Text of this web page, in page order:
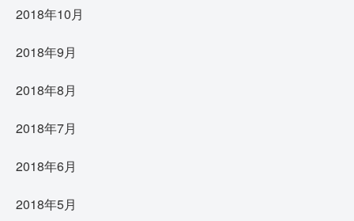
2018年10月
2018年9月
2018年8月
2018年7月
2018年6月
2018年5月